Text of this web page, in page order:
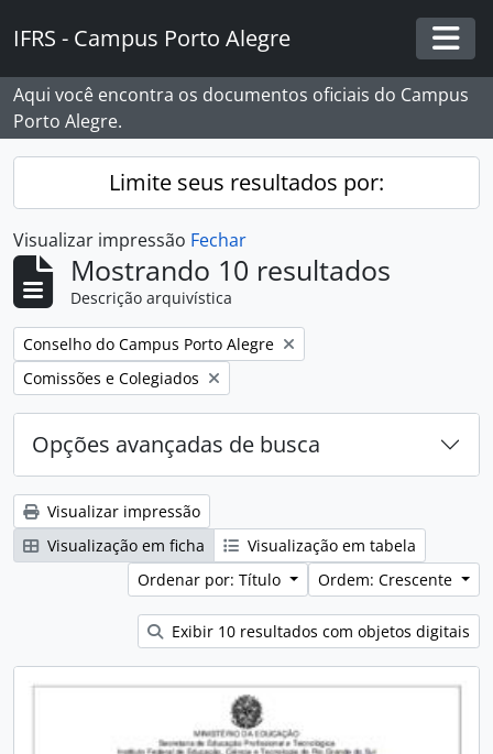
IFRS - Campus Porto Alegre
Aqui você encontra os documentos oficiais do Campus
Porto Alegre.
Limite seus resultados por:
Visualizar impressão Fechar
Mostrando 10 resultados
Descrição arquivística
Remover filtro:
Conselho do Campus Porto Alegre
Remover filtro:
Comissões e Colegiados
Opções avançadas de busca
Visualizar impressão
Visualização em ficha
Visualização em tabela
Ordenar por: Título
Ordem: Crescente
Exibir 10 resultados com objetos digitais